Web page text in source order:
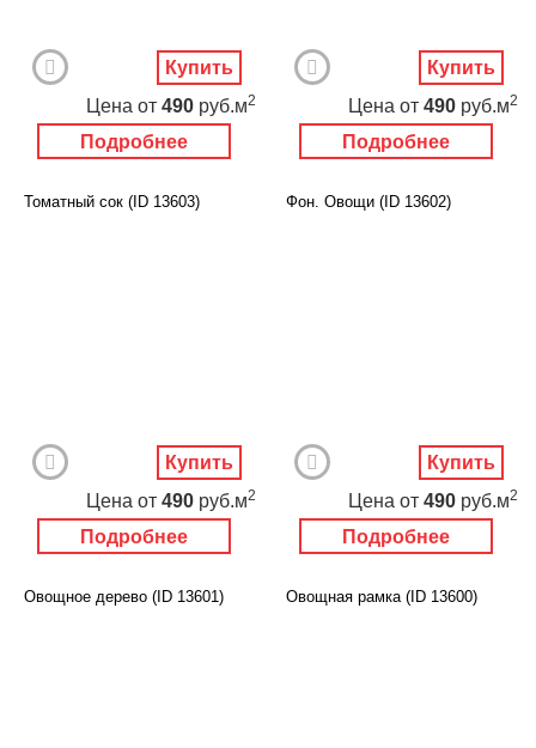
Подробнее
Цена от 490 руб.м2
Купить
Подробнее
Цена от 490 руб.м2
Купить
Томатный сок (ID 13603)
Подробнее
Цена от 490 руб.м2
Купить
Фон. Овощи (ID 13602)
Подробнее
Цена от 490 руб.м2
Купить
Овощное дерево (ID 13601) Овощная рамка (ID 13600)